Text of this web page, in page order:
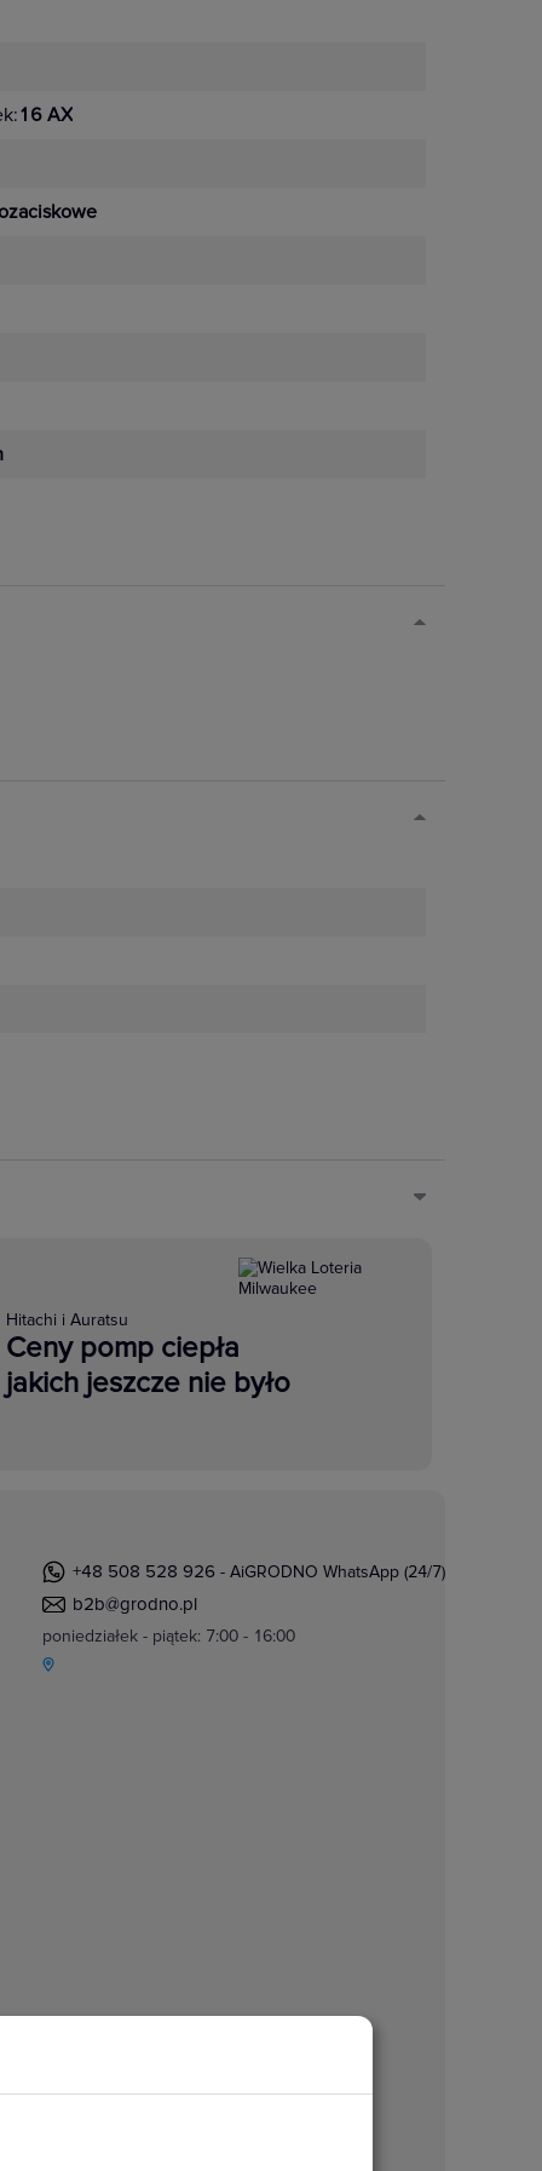
16 AX
Hitachi i Auratsu
Ceny pomp ciepła
jakich jeszcze nie było
+48 508 528 926 - AiGRODNO WhatsApp (24/7)
b2b@grodno.pl
poniedziałek - piątek: 7:00 - 16:00